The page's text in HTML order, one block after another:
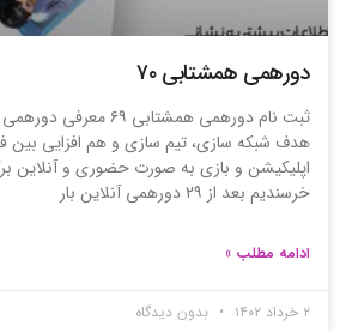
دورهمی همشتابی ۷۰
ثبت نام دورهمی همشتابی
هدف شبکه سازی، تیم سازی و هم افزایی بین
اپلیکیشن و بازی به صورت حضوری و آنلاین
خرسندیم بعد از ۲۹ دورهمی آنلاین بار
ادامه مطلب »
۲ خرداد ۱۴۰۲ بدون دیدگاه